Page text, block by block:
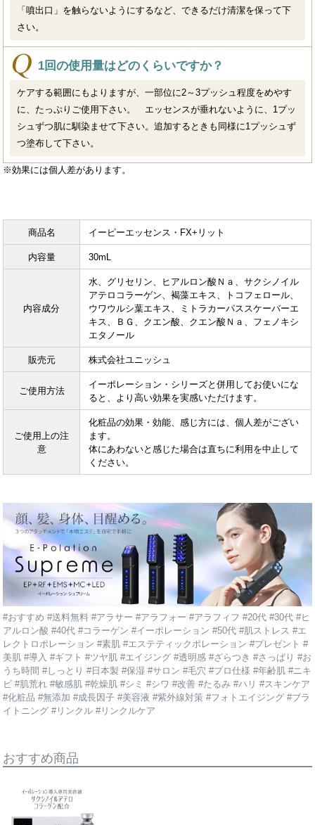
「噴出口」を触らないようにするなど、できるだけ清潔を保って下
さい。
1回の使用量はどのくらいですか？
ケアする範囲にもよりますが、一部位に2～3プッシュ程度をめやす
に、たっぷりご使用下さい。 エッセンスが垂れないように、1プッ
シュずつ肌に馴染ませて下さい。追加するときも同様に1プッシュず
つ塗布して下さい。
※効果には個人差があります。
商品名 イーピーエッセンス・FX+リット
内容量 30mL
内容成分
水、グリセリン、ヒアルロン酸Ｎａ、サクシノイル
アテロコラーゲン、褐藻エキス、トコフェロール、
ウワウルシ葉エキス、ミトラカーパススケーバーエ
キス、ＢＧ、クエン酸、クエン酸Ｎａ、フェノキシ
エタノール
販売元 株式会社ユニッシュ
ご使用方法
イーポレーション・シリーズと併用してお使いにな
ると、より高い効果を実感いただけます。
ご使用上の注
意
化粧品の効果・効能、感じ方には、個人差がござい
ます。
体にあわないと感じた場合は直ちに利用を中止して
ください。
#おすすめ #送料無料 #アラサー #アラフォー #アラフィフ #20代 #30代 #ヒ
アルロン酸 #40代 #コラーゲン #イーポレーション #50代 #肌ストレス #エ
レクトロポレーション #素肌 #エステティックポレーション #プレゼント #
美肌 #導入 #ギフト #ツヤ肌 #エイジング #透明感 #ざらつき #さっぱり #お
うち時間 #しっとり #日本製 #保湿 #サロン #毛穴 #プロ仕様 #年齢肌 #ニキ
ビ #肌荒れ #敏感肌 #乾燥肌 #シミ #シワ #改善 #たるみ #ハリ #スキンケア
#化粧品 #無添加 #成長因子 #美容液 #紫外線対策 #フォトエイジング #ブラ
イトニング #リンクル #リンクルケア
おすすめ商品